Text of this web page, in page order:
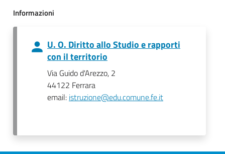
Informazioni
U. O. Diritto allo Studio e rapporti
con il territorio
Via Guido d'Arezzo, 2
44122 Ferrara
email: istruzione@edu.comune.fe.it